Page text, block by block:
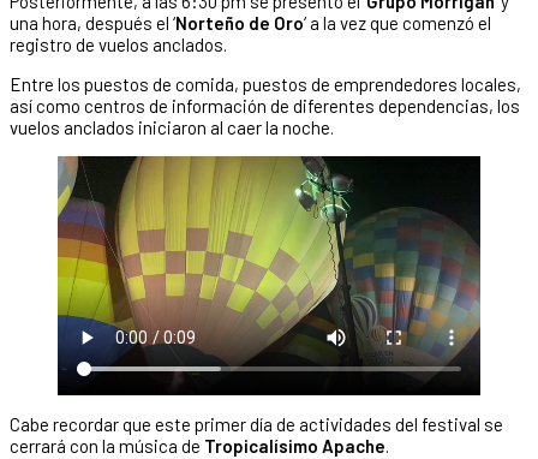
una hora, después el ‘Norteño de Oro‘ a la vez que comenzó el
registro de vuelos anclados.
Entre los puestos de comida, puestos de emprendedores locales,
así como centros de información de diferentes dependencias, los
vuelos anclados iniciaron al caer la noche.
Cabe recordar que este primer día de actividades del festival se
cerrará con la música de Tropicalísimo Apache.